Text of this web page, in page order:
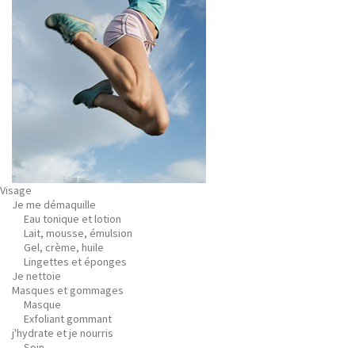
Visage
Je me démaquille
Eau tonique et lotion
Lait, mousse, émulsion
Gel, crème, huile
Lingettes et éponges
Je nettoie
Masques et gommages
Masque
Exfoliant gommant
j'hydrate et je nourris